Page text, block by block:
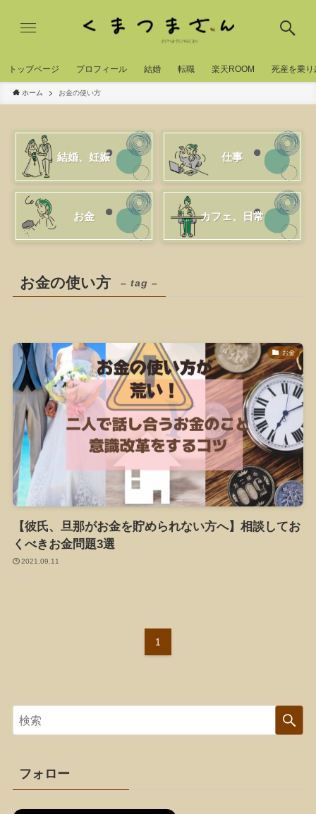
トッブページ プロフィール 結婚 転職 楽天ROOM 死産を乗り
ホーム お金の使い方
結婚、妊娠 仕事
お金 カフェ、日常
お金の使い方 – tag –
お金
【彼氏、旦那がお金を貯められない方へ】相談してお
くべきお金問題3選
2021.09.11
1
フォロー